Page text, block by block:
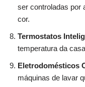
ser controladas por
cor.
Termostatos
temperatura da
Eletrodomésticos
máquinas de lavar